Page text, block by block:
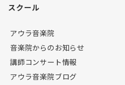
スクール
アウラ音楽院
音楽院からのお知らせ
講師コンサート情報
アウラ音楽院ブログ